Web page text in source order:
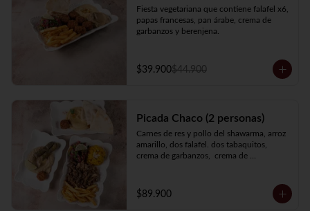
Fiesta vegetariana que contiene falafel x6,
papas francesas, pan árabe, crema de
garbanzos y berenjena.
$39.900$44.900
Picada Chaco (2 personas)
Carnes de res y pollo del shawarma, arroz
amarillo, dos falafel. dos tabaquitos,
crema de garbanzos,  crema de
$89.900